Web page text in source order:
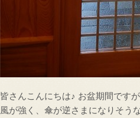
皆さんこんにちは♪ お盆期間です
風が強く、傘が逆さまになりそ